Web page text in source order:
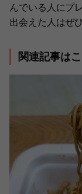
んでいる人にプ
出会えた人はぜ
関連記事は